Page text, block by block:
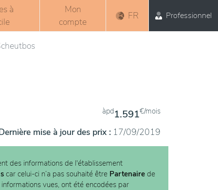
à
Mon
compte
FR Professionnel
àpd1.591€/mois
mise à jour des prix : 17/09/2019
des informations de l'établissement
car celui-ci n’a pas souhaité être Partenaire de
vues, ont été encodées par